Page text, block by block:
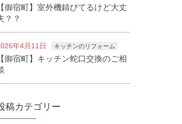
【御宿町】室外機錆びてるけど大丈
？？
年4月11日 キッチンのリフォーム
【御宿町】キッチン蛇口交換のご相
稿カテゴリー